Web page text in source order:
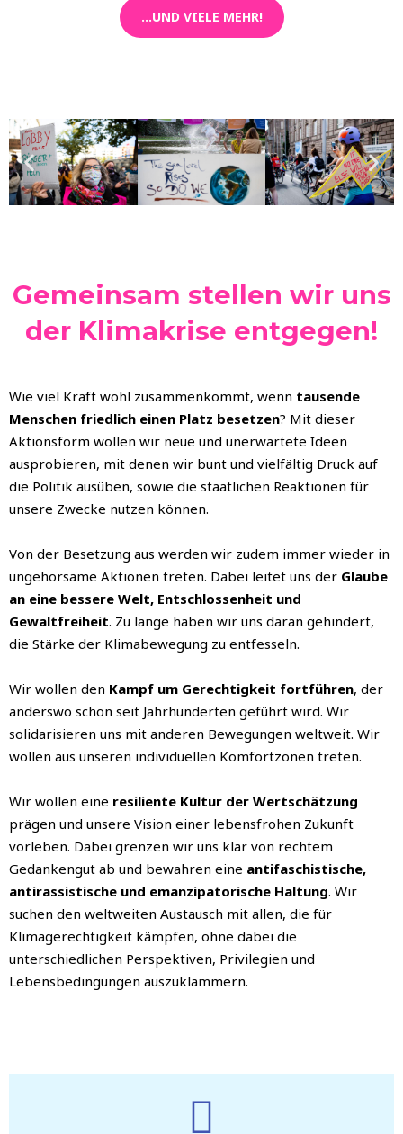
...UND VIELE MEHR!
Gemeinsam stellen wir uns
der Klimakrise entgegen!
Wie viel Kraft wohl zusammenkommt, wenn tausende
Menschen friedlich einen Platz besetzen? Mit dieser
Aktionsform wollen wir neue und unerwartete Ideen
ausprobieren, mit denen wir bunt und vielfältig Druck auf
die Politik ausüben, sowie die staatlichen Reaktionen für
unsere Zwecke nutzen können.
Von der Besetzung aus werden wir zudem immer wieder in
ungehorsame Aktionen treten. Dabei leitet uns der Glaube
an eine bessere Welt, Entschlossenheit und
Gewaltfreiheit. Zu lange haben wir uns daran gehindert,
die Stärke der Klimabewegung zu entfesseln.
Wir wollen den Kampf um Gerechtigkeit fortführen, der
anderswo schon seit Jahrhunderten geführt wird. Wir
solidarisieren uns mit anderen Bewegungen weltweit. Wir
wollen aus unseren individuellen Komfortzonen treten.
Wir wollen eine resiliente Kultur der Wertschätzung
prägen und unsere Vision einer lebensfrohen Zukunft
vorleben. Dabei grenzen wir uns klar von rechtem
Gedankengut ab und bewahren eine antifaschistische,
antirassistische und emanzipatorische Haltung. Wir
suchen den weltweiten Austausch mit allen, die für
Klimagerechtigkeit kämpfen, ohne dabei die
unterschiedlichen Perspektiven, Privilegien und
Lebensbedingungen auszuklammern.